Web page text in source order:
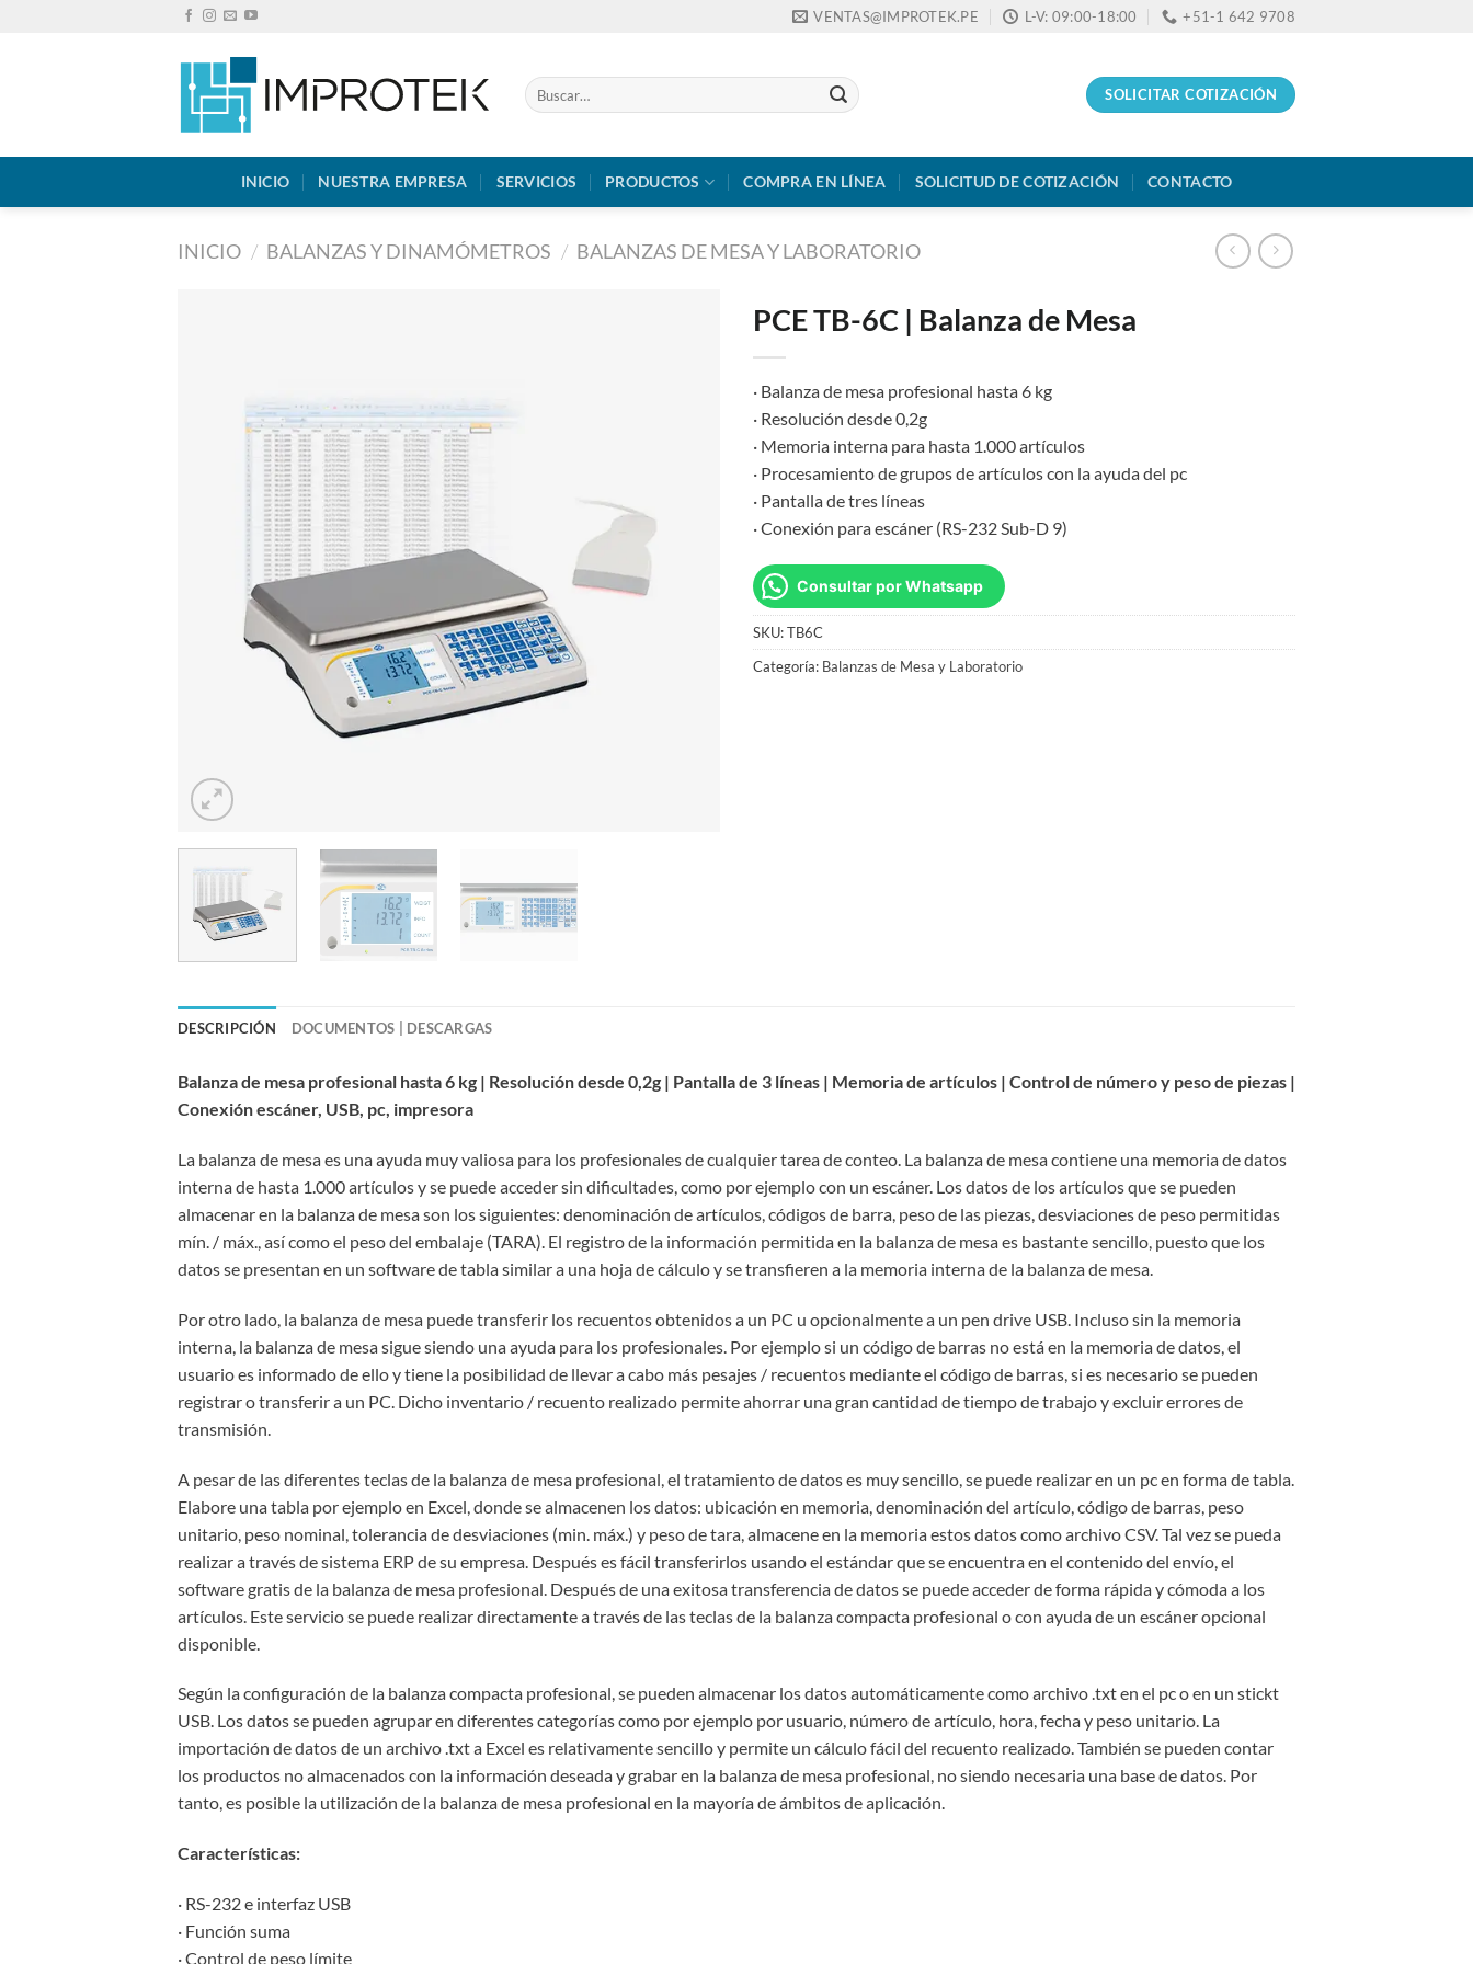
VENTAS@IMPROTEK.PE L-V: 09:00-18:00 +51-1 642 9708
Buscar
por:
SOLICITAR COTIZACIÓN
INICIO NUESTRA EMPRESA SERVICIOS PRODUCTOS COMPRA EN LÍNEA SOLICITUD DE COTIZACIÓN CONTACTO
INICIO / BALANZAS Y DINAMÓMETROS / BALANZAS DE MESA Y LABORATORIO
PCE TB-6C | Balanza de Mesa
· Balanza de mesa profesional hasta 6 kg
· Resolución desde 0,2g
· Memoria interna para hasta 1.000 artículos
· Procesamiento de grupos de artículos con la ayuda del pc
· Pantalla de tres líneas
· Conexión para escáner (RS-232 Sub-D 9)
Consultar por Whatsapp
SKU:TB6C
Categoría: Balanzas de Mesa y Laboratorio
DESCRIPCIÓN DOCUMENTOS | DESCARGAS
Balanza de mesa profesional hasta 6 kg | Resolución desde 0,2g | Pantalla de 3 líneas | Memoria de artículos | Control de número y peso de piezas |
Conexión escáner, USB, pc, impresora
La balanza de mesa es una ayuda muy valiosa para los profesionales de cualquier tarea de conteo. La balanza de mesa contiene una memoria de datos
interna de hasta 1.000 artículos y se puede acceder sin dificultades, como por ejemplo con un escáner. Los datos de los artículos que se pueden
almacenar en la balanza de mesa son los siguientes: denominación de artículos, códigos de barra, peso de las piezas, desviaciones de peso permitidas
mín. / máx., así como el peso del embalaje (TARA). El registro de la información permitida en la balanza de mesa es bastante sencillo, puesto que los
datos se presentan en un software de tabla similar a una hoja de cálculo y se transfieren a la memoria interna de la balanza de mesa.
Por otro lado, la balanza de mesa puede transferir los recuentos obtenidos a un PC u opcionalmente a un pen drive USB. Incluso sin la memoria
interna, la balanza de mesa sigue siendo una ayuda para los profesionales. Por ejemplo si un código de barras no está en la memoria de datos, el
usuario es informado de ello y tiene la posibilidad de llevar a cabo más pesajes / recuentos mediante el código de barras, si es necesario se pueden
registrar o transferir a un PC. Dicho inventario / recuento realizado permite ahorrar una gran cantidad de tiempo de trabajo y excluir errores de
transmisión.
A pesar de las diferentes teclas de la balanza de mesa profesional, el tratamiento de datos es muy sencillo, se puede realizar en un pc en forma de tabla.
Elabore una tabla por ejemplo en Excel, donde se almacenen los datos: ubicación en memoria, denominación del artículo, código de barras, peso
unitario, peso nominal, tolerancia de desviaciones (min. máx.) y peso de tara, almacene en la memoria estos datos como archivo CSV. Tal vez se pueda
realizar a través de sistema ERP de su empresa. Después es fácil transferirlos usando el estándar que se encuentra en el contenido del envío, el
software gratis de la balanza de mesa profesional. Después de una exitosa transferencia de datos se puede acceder de forma rápida y cómoda a los
artículos. Este servicio se puede realizar directamente a través de las teclas de la balanza compacta profesional o con ayuda de un escáner opcional
disponible.
Según la configuración de la balanza compacta profesional, se pueden almacenar los datos automáticamente como archivo .txt en el pc o en un stickt
USB. Los datos se pueden agrupar en diferentes categorías como por ejemplo por usuario, número de artículo, hora, fecha y peso unitario. La
importación de datos de un archivo .txt a Excel es relativamente sencillo y permite un cálculo fácil del recuento realizado. También se pueden contar
los productos no almacenados con la información deseada y grabar en la balanza de mesa profesional, no siendo necesaria una base de datos. Por
tanto, es posible la utilización de la balanza de mesa profesional en la mayoría de ámbitos de aplicación.
Características:
· RS-232 e interfaz USB
· Función suma
· Control de peso límite